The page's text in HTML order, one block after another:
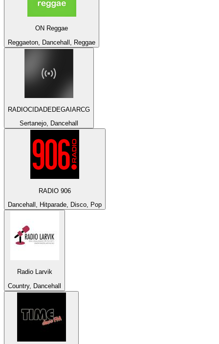
ON Reggae
Reggaeton, Dancehall, Reggae
RADIOCIDADEDEGAIARCG
Sertanejo, Dancehall
RADIO 906
Dancehall, Hitparade, Disco, Pop
Radio Larvik
Country, Dancehall